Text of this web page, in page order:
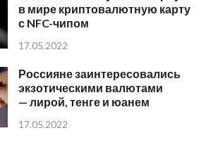
в мире криптовалютную карту
с NFC-чипом
17.05.2022
Россияне заинтересовались
экзотическими валютами
— лирой, тенге и юанем
17.05.2022